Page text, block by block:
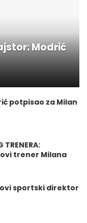
Modrić
potpisao za Milan
TRENERA:
trener Milana
sportski direktor